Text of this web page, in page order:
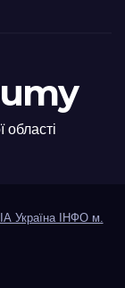
ІА Україна ІНФО м.